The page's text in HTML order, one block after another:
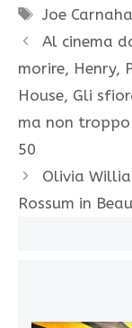
Tag
Joe
Al cinema
morire, Henry,
House, Gli
ma non
50
Olivia
Rossum in